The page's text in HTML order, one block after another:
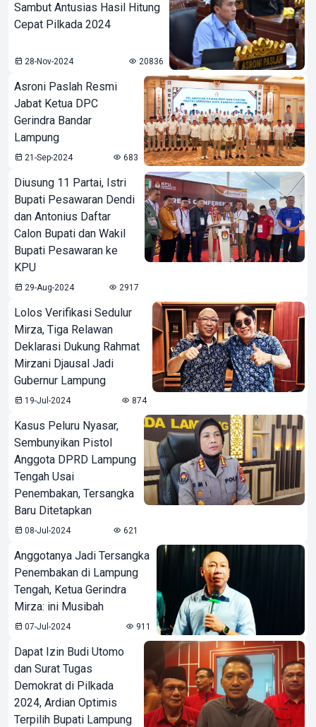
Sambut Antusias Hasil Hitung
Cepat Pilkada 2024
28-Nov-2024 20836
Asroni Paslah Resmi
Jabat Ketua DPC
Gerindra Bandar
Lampung
21-Sep-2024 683
Diusung 11 Partai, Istri
Bupati Pesawaran Dendi
dan Antonius Daftar
Calon Bupati dan Wakil
Bupati Pesawaran ke
KPU
29-Aug-2024 2917
Lolos Verifikasi Sedulur
Mirza, Tiga Relawan
Deklarasi Dukung Rahmat
Mirzani Djausal Jadi
Gubernur Lampung
19-Jul-2024 874
Kasus Peluru Nyasar,
Sembunyikan Pistol
Anggota DPRD Lampung
Tengah Usai
Penembakan, Tersangka
Baru Ditetapkan
08-Jul-2024 621
Anggotanya Jadi Tersangka
Penembakan di Lampung
Tengah, Ketua Gerindra
Mirza: ini Musibah
07-Jul-2024 911
Dapat Izin Budi Utomo
dan Surat Tugas
Demokrat di Pilkada
2024, Ardian Optimis
Terpilih Bupati Lampung